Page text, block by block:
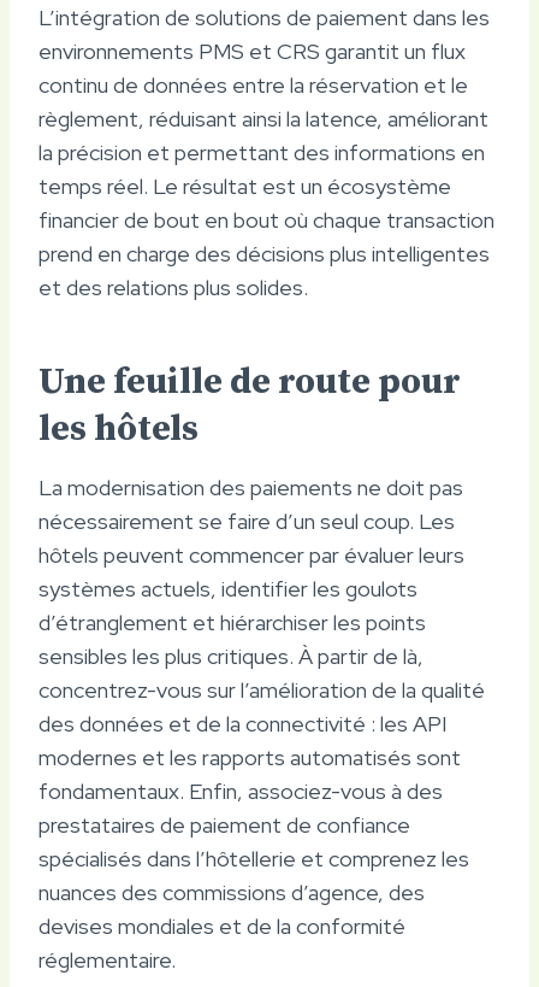
L’intégration de solutions de paiement dans les
environnements PMS et CRS garantit un flux
continu de données entre la réservation et le
règlement, réduisant ainsi la latence, améliorant
la précision et permettant des informations en
temps réel. Le résultat est un écosystème
financier de bout en bout où chaque transaction
prend en charge des décisions plus intelligentes
et des relations plus solides.
Une feuille de route pour
les hôtels
La modernisation des paiements ne doit pas
nécessairement se faire d’un seul coup. Les
hôtels peuvent commencer par évaluer leurs
systèmes actuels, identifier les goulots
d’étranglement et hiérarchiser les points
sensibles les plus critiques. À partir de là,
concentrez-vous sur l’amélioration de la qualité
des données et de la connectivité : les API
modernes et les rapports automatisés sont
fondamentaux. Enfin, associez-vous à des
prestataires de paiement de confiance
spécialisés dans l’hôtellerie et comprenez les
nuances des commissions d’agence, des
devises mondiales et de la conformité
réglementaire.